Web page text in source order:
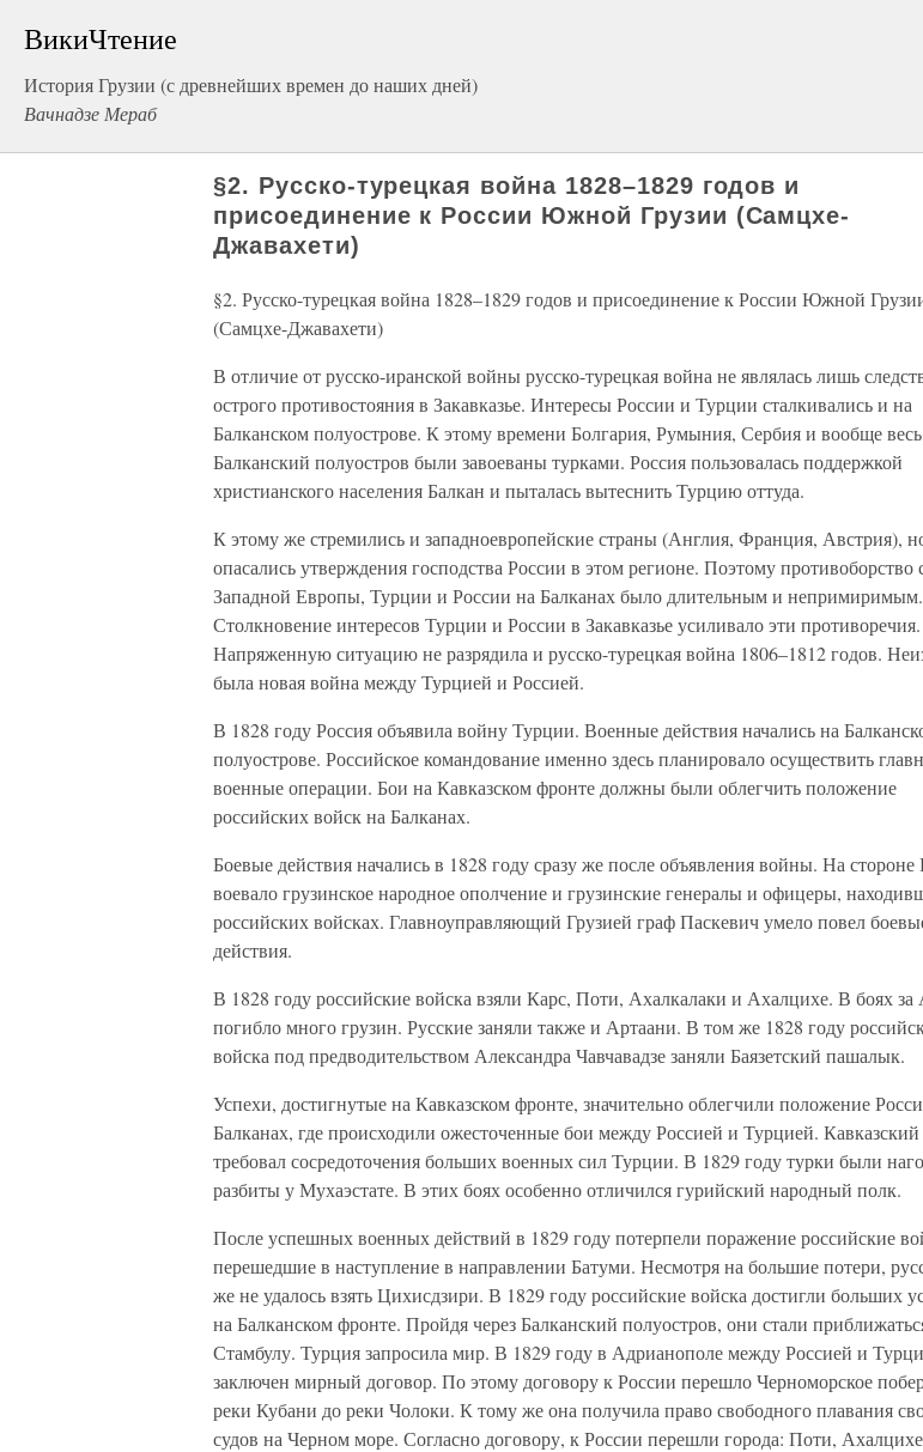
ВикиЧтение
История Грузии (с древнейших времен до наших дней)
Вачнадзе Мераб
§2. Русско-турецкая война 1828–1829 годов и
присоединение к России Южной Грузии (Самцхе-
Джавахети)
§2. Русско-турецкая война 1828–1829 годов и присоединение к России Южной
(Самцхе-Джавахети)
В отличие от русско-иранской войны русско-турецкая война не являлась лишь
острого противостояния в Закавказье. Интересы России и Турции сталкивались и на
Балканском полуострове. К этому времени Болгария, Румыния, Сербия и вообще весь
Балканский полуостров были завоеваны турками. Россия пользовалась поддержкой
христианского населения Балкан и пыталась вытеснить Турцию оттуда.
К этому же стремились и западноевропейские страны (Англия, Франция, Австрия),
опасались утверждения господства России в этом регионе. Поэтому противоборство
Западной Европы, Турции и России на Балканах было длительным и непримиримым.
Столкновение интересов Турции и России в Закавказье усиливало эти противоречия.
Напряженную ситуацию не разрядила и русско-турецкая война 1806–1812 годов.
была новая война между Турцией и Россией.
В 1828 году Россия объявила войну Турции. Военные действия начались на
полуострове. Российское командование именно здесь планировало осуществить
военные операции. Бои на Кавказском фронте должны были облегчить положение
российских войск на Балканах.
Боевые действия начались в 1828 году сразу же после объявления войны. На стороне
воевало грузинское народное ополчение и грузинские генералы и офицеры,
российских войсках. Главноуправляющий Грузией граф Паскевич умело повел
действия.
В 1828 году российские войска взяли Карс, Поти, Ахалкалаки и Ахалцихе. В боях
погибло много грузин. Русские заняли также и Артаани. В том же 1828 году
войска под предводительством Александра Чавчавадзе заняли Баязетский пашалык.
Успехи, достигнутые на Кавказском фронте, значительно облегчили положение
Балканах, где происходили ожесточенные бои между Россией и Турцией.
требовал сосредоточения больших военных сил Турции. В 1829 году турки были
разбиты у Мухаэстате. В этих боях особенно отличился гурийский народный полк.
После успешных военных действий в 1829 году потерпели поражение российские
перешедшие в наступление в направлении Батуми. Несмотря на большие потери,
же не удалось взять Цихисдзири. В 1829 году российские войска достигли больших
на Балканском фронте. Пройдя через Балканский полуостров, они стали
Стамбулу. Турция запросила мир. В 1829 году в Адрианополе между Россией и
заключен мирный договор. По этому договору к России перешло Черноморское
реки Кубани до реки Чолоки. К тому же она получила право свободного плавания
судов на Черном море. Согласно договору, к России перешли города: Поти,